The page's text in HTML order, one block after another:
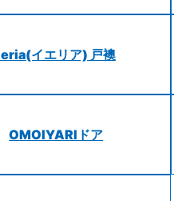
イエリア) 戸襖
OMOIYARIドア